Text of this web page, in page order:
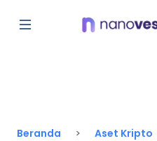
Beranda Aset Kripto